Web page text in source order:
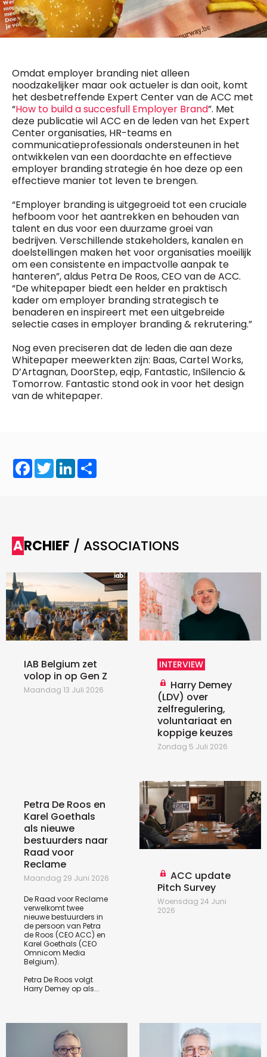
Omdat employer branding niet alleen
noodzakelijker maar ook actueler is dan ooit, komt
het desbetreffende Expert Center van de ACC met
“How to build a succesfull Employer Brand”. Met
deze publicatie wil ACC en de leden van het Expert
Center organisaties, HR-teams en
communicatieprofessionals ondersteunen in het
ontwikkelen van een doordachte en effectieve
employer branding strategie én hoe deze op een
effectieve manier tot leven te brengen.
“Employer branding is uitgegroeid tot een cruciale
hefboom voor het aantrekken en behouden van
talent en dus voor een duurzame groei van
bedrijven. Verschillende stakeholders, kanalen en
doelstellingen maken het voor organisaties moeilijk
om een consistente en impactvolle aanpak te
hanteren”, aldus Petra De Roos, CEO van de ACC.
“De whitepaper biedt een helder en praktisch
kader om employer branding strategisch te
benaderen en inspireert met een uitgebreide
selectie cases in employer branding & rekrutering.”
Nog even preciseren dat de leden die aan deze
Whitepaper meewerkten zijn: Baas, Cartel Works,
D’Artagnan, DoorStep, eqip, Fantastic, InSilencio &
Tomorrow. Fantastic stond ook in voor het design
van de whitepaper.
Facebook
TwitterLinkedIn
ARCHIEF / ASSOCIATIONS
IAB Belgium zet
volop in op Gen Z
Maandag 13 Juli 2026
INTERVIEW
Harry Demey
(LDV) over
zelfregulering,
voluntariaat en
koppige keuzes
Zondag 5 Juli 2026
Petra De Roos en
Karel Goethals
als nieuwe
bestuurders naar
Raad voor
Reclame
Maandag 29 Juni 2026
De Raad voor Reclame
verwelkomt twee
nieuwe bestuurders in
de persoon van Petra
de Roos (CEO ACC) en
Karel Goethals (CEO
Omnicom Media
Belgium).
Petra De Roos volgt
Harry Demey op als...
ACC update
Pitch Survey
Woensdag 24 Juni
2026
Fred Bouchar
0498 88 64 89
f.bouchar@mm.be
Griet Byl
0475 97 12 57
g.byl@mm.be
Chief Editor
Damien Lemaire
0477 37 31 65
d.lemaire@mm.be
BEVESTIGEN
Daily
access
5 x week
MM e - News
1 x week
MM Brunch
1 x week
MM Tech
10 x year
MM Best of
10 x year
MM Blue
4 x year
MM Magazine
(digital)
Vragen ?